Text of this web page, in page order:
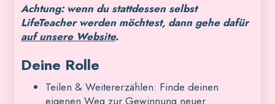
Achtung: wenn du stattdessen selbst
LifeTeacher werden möchtest, dann gehe dafür
auf unsere Website.
Deine Rolle
Teilen & Weitererzählen: Finde deinen
eigenen Weg zur Gewinnung neuer